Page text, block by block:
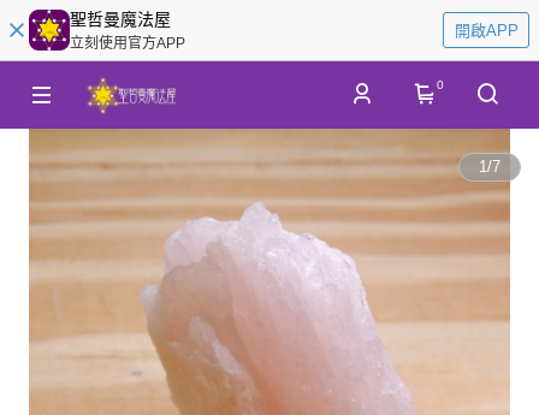
聖哲曼魔法屋
立刻使用官方APP
開啟APP
0
1/7